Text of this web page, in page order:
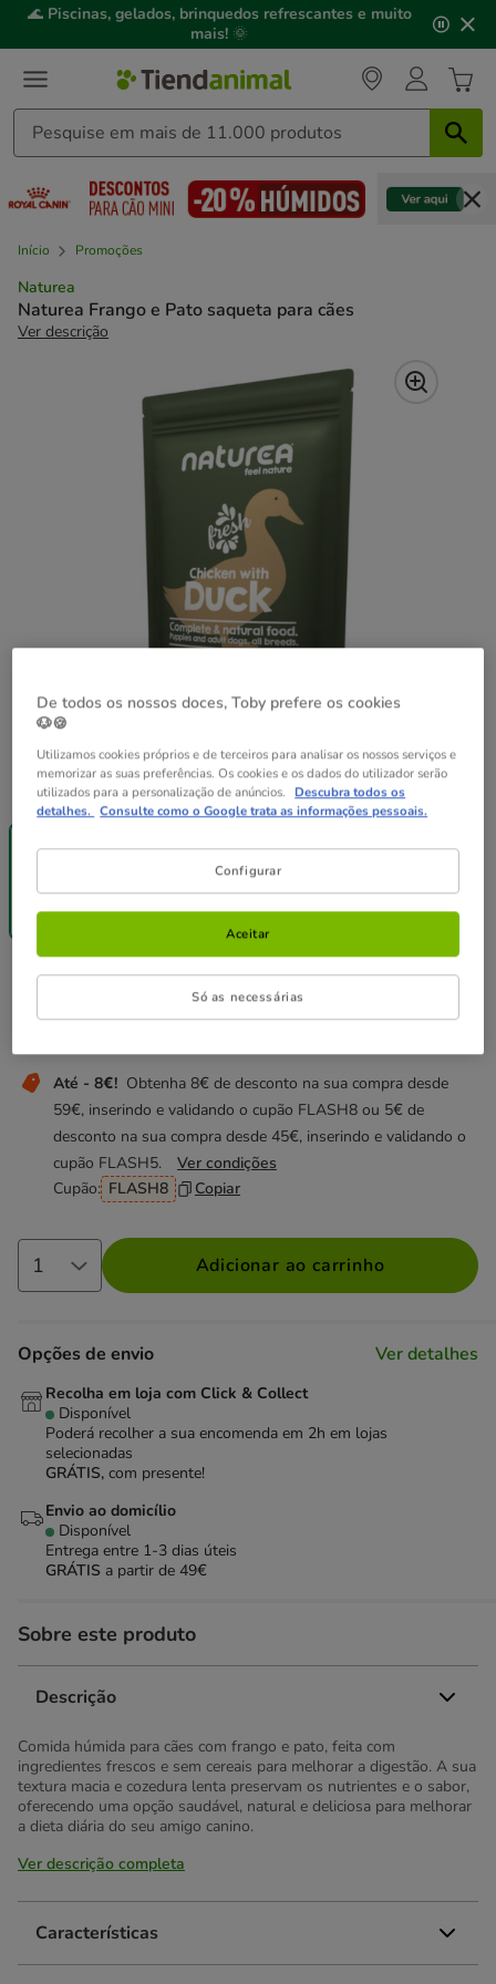
3,
mensagem,
🌊 Piscinas, gelados, brinquedos refrescantes e muito
mais! 🌞
Início Promoções
Naturea
Naturea Frango e Pato saqueta para cães
Ver descrição
Peso:300 g
Até - 8€!
3.99€
(13.30€ / kg)
20% Desc.
38.30€
Até - 8€! Obtenha 8€ de desconto na sua compra desde
59€, inserindo e validando o cupão FLASH8 ou 5€ de
desconto na sua compra desde 45€, inserindo e validando o
cupão FLASH5.
Ver condições
Cupão: FLASH8 Copiar
Preço 3.99€, 13.30 EUR por kg
3.99€ (13.30€ / kg)
Adicionar ao carrinho
Opções de envio Ver detalhes
Recolha em loja com Click & Collect
Disponível
Poderá recolher a sua encomenda em 2h em lojas
selecionadas
GRÁTIS, com presente!
Envio ao domicílio
Disponível
Entrega entre 1-3 dias úteis
GRÁTIS a partir de 49€
Sobre este produto
Descrição
Comida húmida para cães com frango e pato, feita com
ingredientes frescos e sem cereais para melhorar a digestão. A sua
textura macia e cozedura lenta preservam os nutrientes e o sabor,
oferecendo uma opção saudável, natural e deliciosa para melhorar
a dieta diária do seu amigo canino.
Ver descrição completa
Características
De todos os nossos doces, Toby prefere os cookies
🐶🍪
Utilizamos cookies próprios e de terceiros para analisar os nossos serviços e
memorizar as suas preferências. Os cookies e os dados do utilizador serão
utilizados para a personalização de anúncios. Descubra todos os
detalhes. Consulte como o Google trata as informações pessoais.
Configurar
Só as necessárias
Aceitar